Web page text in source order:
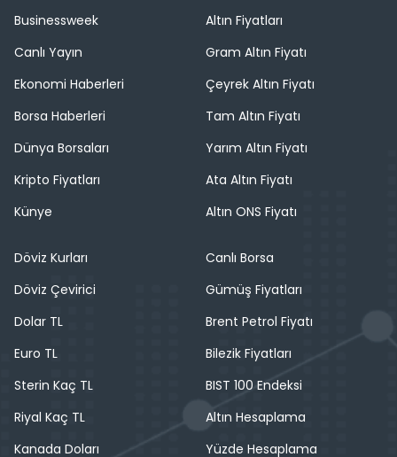
Businessweek
Canlı Yayın
Ekonomi Haberleri
Borsa Haberleri
Dünya Borsaları
Kripto Fiyatları
Künye
Altın Fiyatları
Gram Altın Fiyatı
Çeyrek Altın Fiyatı
Tam Altın Fiyatı
Yarım Altın Fiyatı
Ata Altın Fiyatı
Altın ONS Fiyatı
Döviz Kurları
Döviz Çevirici
Dolar TL
Euro TL
Sterin Kaç TL
Riyal Kaç TL
Kanada Doları
Canlı Borsa
Gümüş Fiyatları
Brent Petrol Fiyatı
Bilezik Fiyatları
BIST 100 Endeksi
Altın Hesaplama
Yüzde Hesaplama